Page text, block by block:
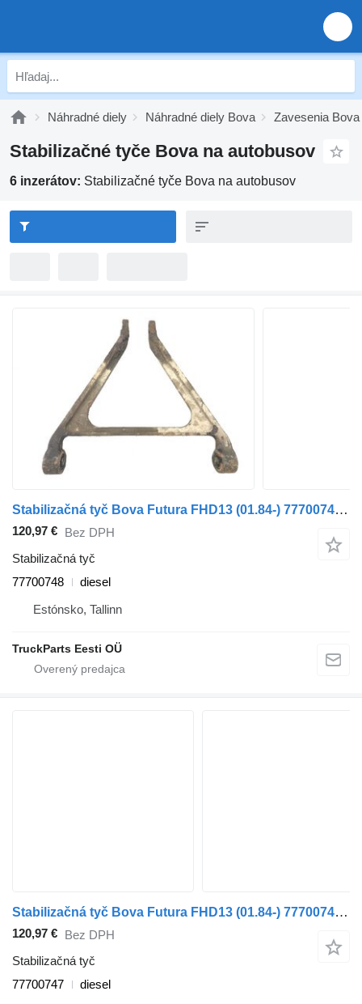
Náhradné diely Náhradné diely Bova Zavesenia Bova
Stabilizačné tyče Bova na autobusov
6 inzerátov: Stabilizačné tyče Bova na autobusov
Stabilizačná tyč Bova Futura FHD13 (01.84-) 77700748 na autobusa Bova Futura FHD, FLD (1982-)
120,97 € Bez DPH
Stabilizačná tyč
77700748
diesel
Estónsko, Tallinn
TruckParts Eesti OÜ
Stabilizačná tyč Bova Futura FHD13 (01.84-) 77700747 na autobusa Bova Futura FHD, FLD (1982-)
120,97 € Bez DPH
Stabilizačná tyč
77700747
diesel